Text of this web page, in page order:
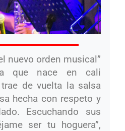
nuevo orden musical”
que nace en cali
de vuelta la salsa
hecha con respeto y
Escuchando sus
ser tu hoguera”,